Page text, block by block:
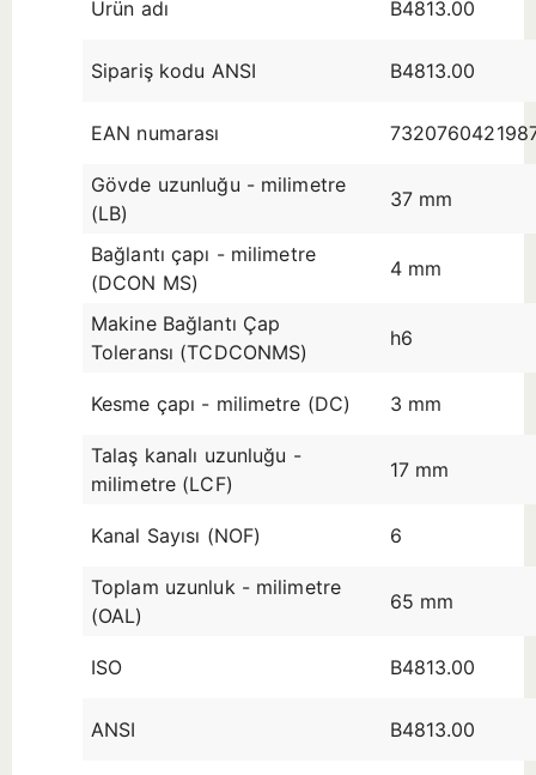
Ürün adı B4813.00
Sipariş kodu ANSI B4813.00
EAN numarası
Gövde uzunluğu - milimetre
(LB)
37 mm
Bağlantı çapı - milimetre
(DCON MS)
4 mm
Makine Bağlantı Çap
Toleransı (TCDCONMS)
h6
Kesme çapı - milimetre (DC) 3 mm
Talaş kanalı uzunluğu -
milimetre (LCF)
17 mm
Kanal Sayısı (NOF) 6
Toplam uzunluk - milimetre
(OAL)
65 mm
ISO B4813.00
ANSI B4813.00